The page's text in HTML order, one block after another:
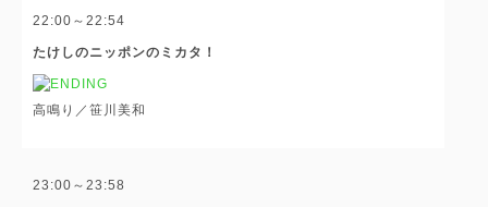
22:00～22:54
たけしのニッポンのミカタ！
高鳴り／笹川美和
23:00～23:58